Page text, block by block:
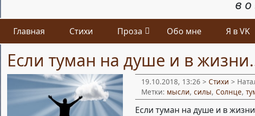
Главная Стихи Проза Обо мне Я в VK
Если туман на душе и в
19.10.2018, 13:26 >Стихи >
Метки: мысли,силы,Солнце,
Если туман на душе и в